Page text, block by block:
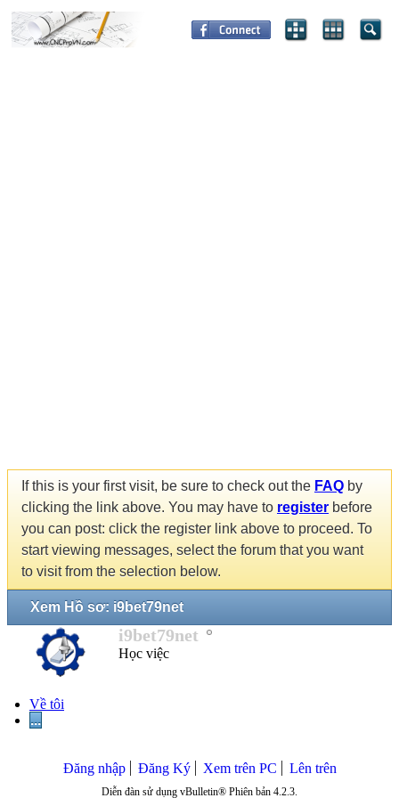
If this is your first visit, be sure to check out the FAQ by
clicking the link above. You may have to register before
you can post: click the register link above to proceed. To
start viewing messages, select the forum that you want
to visit from the selection below.
Xem Hồ sơ: i9bet79net
i9bet79net
Học việc
Về tôi
...
Đăng nhập Đăng Ký Xem trên PC Lên trên
Diễn đàn sử dụng vBulletin® Phiên bản 4.2.3.